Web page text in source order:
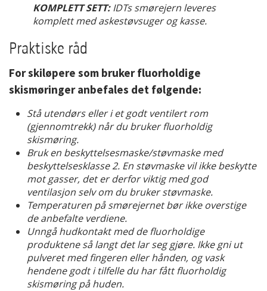
KOMPLETT SETT:IDTs smørejern leveres
komplett med askestøvsuger og kasse.
Praktiske råd
For skiløpere som bruker fluorholdige
skismøringer anbefales det følgende:
Stå utendørs eller i et godt ventilert rom
(gjennomtrekk) når du bruker fluorholdig
skismøring.
Bruk en beskyttelsesmaske/støvmaske med
beskyttelsesklasse 2. En støvmaske vil ikke beskytte
mot gasser, det er derfor viktig med god
ventilasjon selv om du bruker støvmaske.
Temperaturen på smørejernet bør ikke overstige
de anbefalte verdiene.
Unngå hudkontakt med de fluorholdige
produktene så langt det lar seg gjøre. Ikke gni ut
pulveret med fingeren eller hånden, og vask
hendene godt i tilfelle du har fått fluorholdig
skismøring på huden.